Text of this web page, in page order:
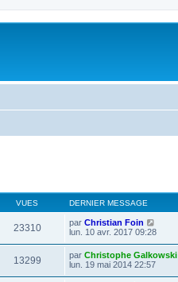
VUES DERNIER MESSAGE
23310 par Christian Foin
lun. 10 avr. 2017 09:28
13299 par Christophe Galkowski
lun. 19 mai 2014 22:57